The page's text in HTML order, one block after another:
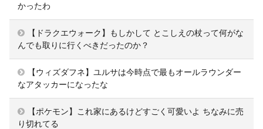
かったわ
【ドラクエウォーク】もしかして とこしえの杖って何がな
んでも取りに行くべきだったのか？
【ウィズダフネ】ユルサは今時点で最もオールラウンダー
なアタッカーになったな
【ポケモン】これ家にあるけどすごく可愛いよ ちなみに売
り切れてる